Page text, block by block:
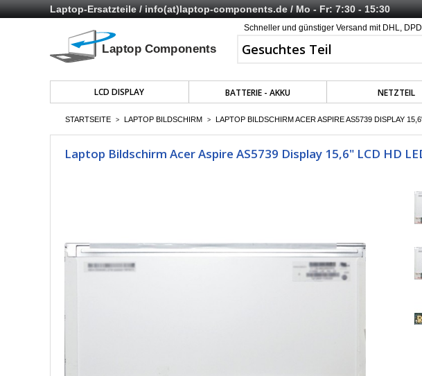
Laptop-Ersatzteile /info(at)laptop-components.de/ Mo - Fr: 7:30 - 15:30
Schneller und günstiger Versand mit DHL, DPD |
LCD DISPLAY BATTERIE - AKKU NETZTEIL
STARTSEITE > LAPTOP BILDSCHIRM > LAPTOP BILDSCHIRM ACER ASPIRE AS5739 DISPLAY
Laptop Bildschirm Acer Aspire AS5739 Display 15,6" LCD HD